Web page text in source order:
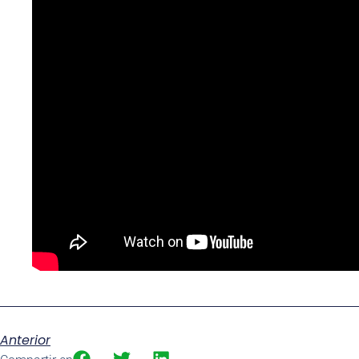
Anterior